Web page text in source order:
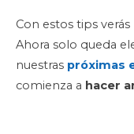
Con estos tips
Ahora solo queda
nuestras próximas
comienza a hacer